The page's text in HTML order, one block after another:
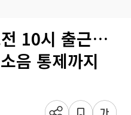
10시 출근…
음 통제까지